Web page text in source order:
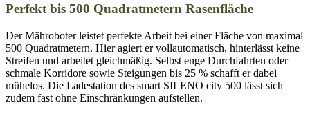
Perfekt bis 500 Quadratmetern Rasenfläche
Der Mähroboter leistet perfekte Arbeit bei einer Fläche von maximal
500 Quadratmetern. Hier agiert er vollautomatisch, hinterlässt keine
Streifen und arbeitet gleichmäßig. Selbst enge Durchfahrten oder
schmale Korridore sowie Steigungen bis 25 % schafft er dabei
mühelos. Die Ladestation des smart SILENO city 500 lässt sich
zudem fast ohne Einschränkungen aufstellen.